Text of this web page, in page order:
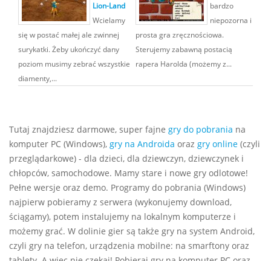
Lion-Land
Wcielamy
się w postać małej ale zwinnej
surykatki. Żeby ukończyć dany
poziom musimy zebrać wszystkie
diamenty,...
bardzo
niepozorna i
prosta gra zręcznościowa.
Sterujemy zabawną postacią
rapera Harolda (możemy z...
Tutaj znajdziesz darmowe, super fajne gry do pobrania na
komputer PC (Windows), gry na Androida oraz gry online (czyli
przeglądarkowe) - dla dzieci, dla dziewczyn, dziewczynek i
chłopców, samochodowe. Mamy stare i nowe gry odlotowe!
Pełne wersje oraz demo. Programy do pobrania (Windows)
najpierw pobieramy z serwera (wykonujemy download,
ściągamy), potem instalujemy na lokalnym komputerze i
możemy grać. W dolinie gier są także gry na system Android,
czyli gry na telefon, urządzenia mobilne: na smarftony oraz